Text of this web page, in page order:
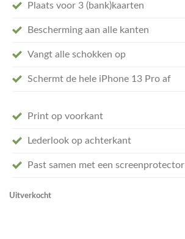
Plaats voor 3 (bank)kaarten
Bescherming aan alle kanten
Vangt alle schokken op
Schermt de hele iPhone 13 Pro af
Print op voorkant
Lederlook op achterkant
Past samen met een screenprotector
Uitverkocht